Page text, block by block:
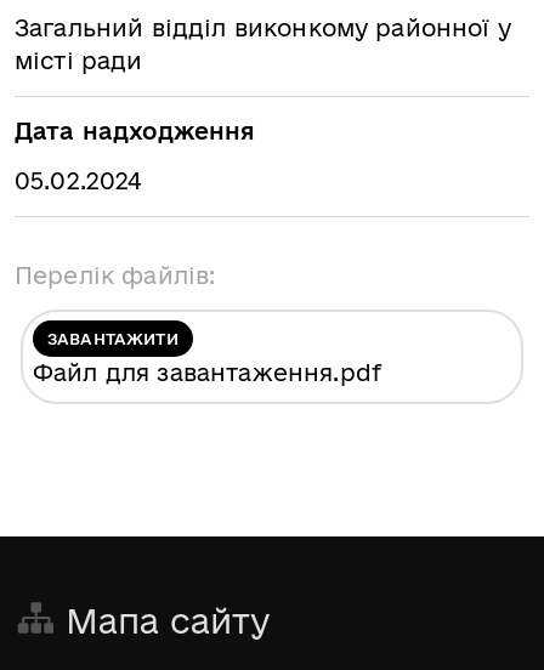
Загальний відділ виконкому районної у
місті ради
Дата надходження
05.02.2024
Перелік файлів:
ЗАВАНТАЖИТИ
Файл для завантаження.pdf
Мапа сайту